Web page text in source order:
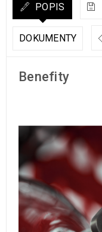
POPIS
DOKUMENTY
Benefity